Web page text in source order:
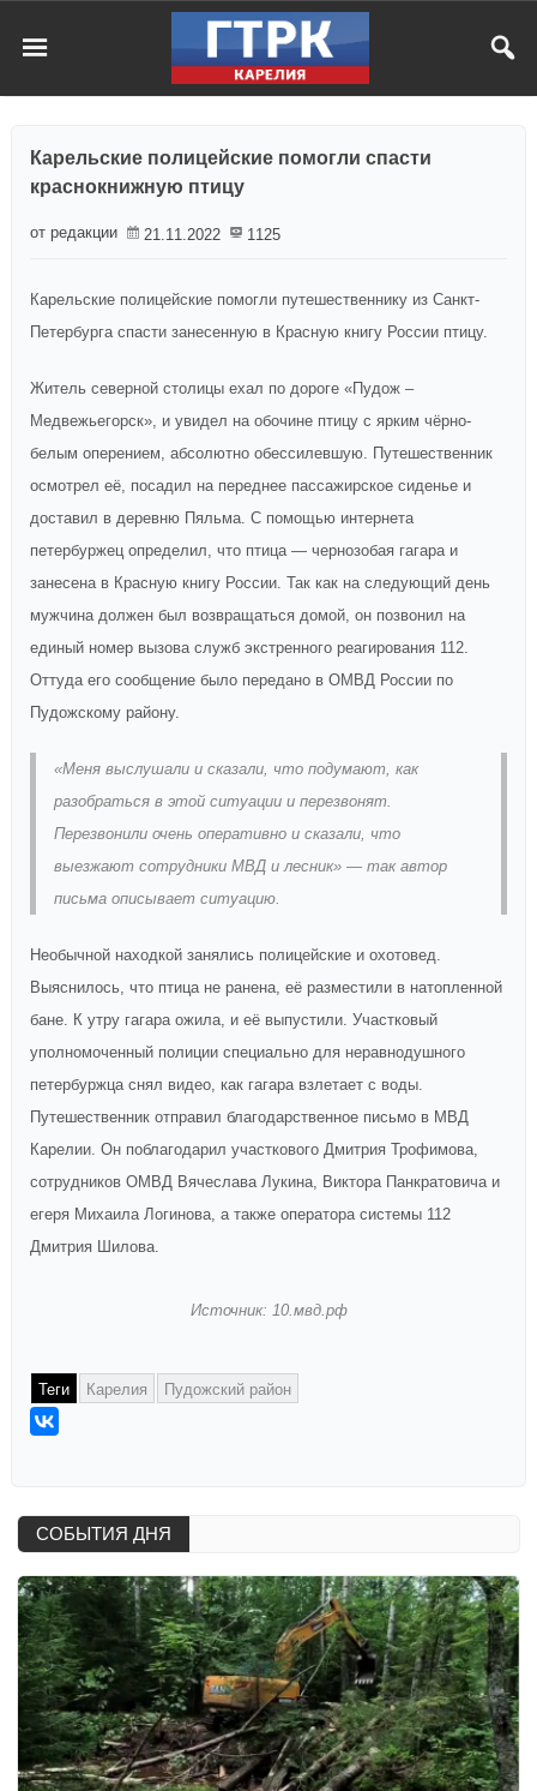
Карельские полицейские помогли спасти
краснокнижную птицу
от редакции 21.11.2022 1125
Карельские полицейские помогли путешественнику из Санкт-
Петербурга спасти занесенную в Красную книгу России птицу.
Житель северной столицы ехал по дороге «Пудож –
Медвежьегорск», и увидел на обочине птицу с ярким чёрно-
белым оперением, абсолютно обессилевшую. Путешественник
осмотрел её, посадил на переднее пассажирское сиденье и
доставил в деревню Пяльма. С помощью интернета
петербуржец определил, что птица — чернозобая гагара и
занесена в Красную книгу России. Так как на следующий день
мужчина должен был возвращаться домой, он позвонил на
единый номер вызова служб экстренного реагирования 112.
Оттуда его сообщение было передано в ОМВД России по
Пудожскому району.
«Меня выслушали и сказали, что подумают, как
разобраться в этой ситуации и перезвонят.
Перезвонили очень оперативно и сказали, что
выезжают сотрудники МВД и лесник» — так автор
письма описывает ситуацию.
Необычной находкой занялись полицейские и охотовед.
Выяснилось, что птица не ранена, её разместили в натопленной
бане. К утру гагара ожила, и её выпустили. Участковый
уполномоченный полиции специально для неравнодушного
петербуржца снял видео, как гагара взлетает с воды.
Путешественник отправил благодарственное письмо в МВД
Карелии. Он поблагодарил участкового Дмитрия Трофимова,
сотрудников ОМВД Вячеслава Лукина, Виктора Панкратовича и
егеря Михаила Логинова, а также оператора системы 112
Дмитрия Шилова.
Источник: 10.мвд.рф
Теги Карелия Пудожский район
СОБЫТИЯ ДНЯ